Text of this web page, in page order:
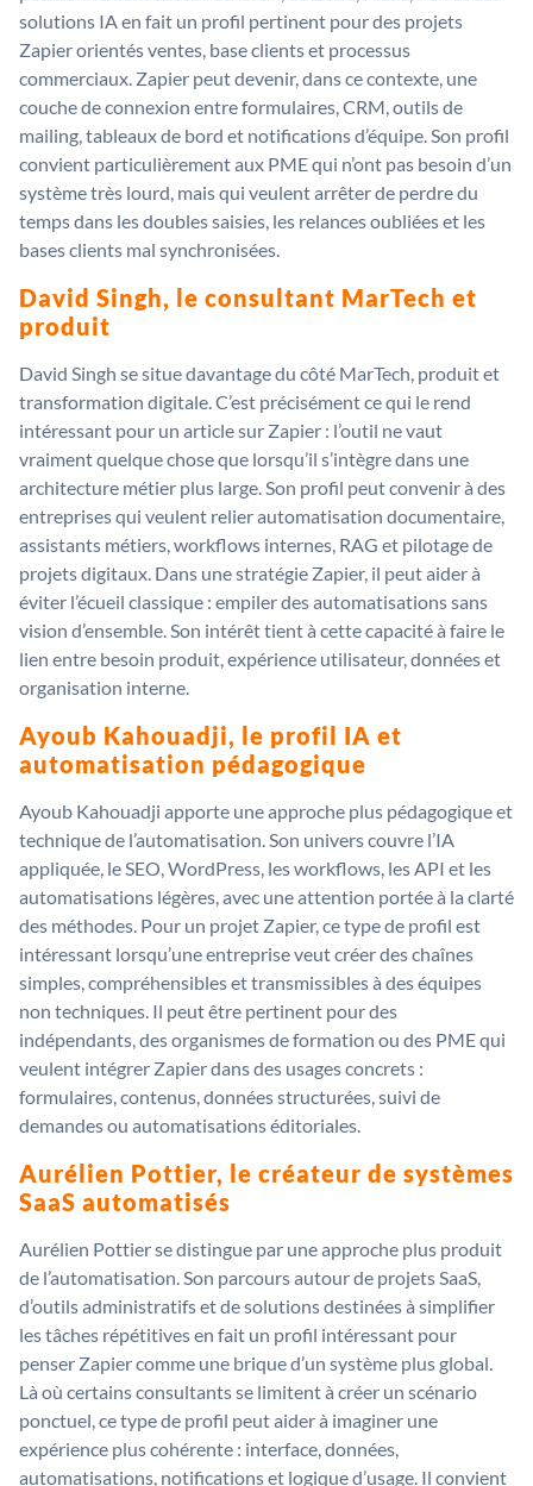
solutions IA en fait un profil pertinent pour des projets
Zapier orientés ventes, base clients et processus
commerciaux. Zapier peut devenir, dans ce contexte, une
couche de connexion entre formulaires, CRM, outils de
mailing, tableaux de bord et notifications d’équipe. Son profil
convient particulièrement aux PME qui n’ont pas besoin d’un
système très lourd, mais qui veulent arrêter de perdre du
temps dans les doubles saisies, les relances oubliées et les
bases clients mal synchronisées.
David Singh, le consultant MarTech et
produit
David Singh se situe davantage du côté MarTech, produit et
transformation digitale. C’est précisément ce qui le rend
intéressant pour un article sur Zapier : l’outil ne vaut
vraiment quelque chose que lorsqu’il s’intègre dans une
architecture métier plus large. Son profil peut convenir à des
entreprises qui veulent relier automatisation documentaire,
assistants métiers, workflows internes, RAG et pilotage de
projets digitaux. Dans une stratégie Zapier, il peut aider à
éviter l’écueil classique : empiler des automatisations sans
vision d’ensemble. Son intérêt tient à cette capacité à faire le
lien entre besoin produit, expérience utilisateur, données et
organisation interne.
Ayoub Kahouadji, le profil IA et
automatisation pédagogique
Ayoub Kahouadji apporte une approche plus pédagogique et
technique de l’automatisation. Son univers couvre l’IA
appliquée, le SEO, WordPress, les workflows, les API et les
automatisations légères, avec une attention portée à la clarté
des méthodes. Pour un projet Zapier, ce type de profil est
intéressant lorsqu’une entreprise veut créer des chaînes
simples, compréhensibles et transmissibles à des équipes
non techniques. Il peut être pertinent pour des
indépendants, des organismes de formation ou des PME qui
veulent intégrer Zapier dans des usages concrets :
formulaires, contenus, données structurées, suivi de
demandes ou automatisations éditoriales.
Aurélien Pottier, le créateur de systèmes
SaaS automatisés
Aurélien Pottier se distingue par une approche plus produit
de l’automatisation. Son parcours autour de projets SaaS,
d’outils administratifs et de solutions destinées à simplifier
les tâches répétitives en fait un profil intéressant pour
penser Zapier comme une brique d’un système plus global.
Là où certains consultants se limitent à créer un scénario
ponctuel, ce type de profil peut aider à imaginer une
expérience plus cohérente : interface, données,
automatisations, notifications et logique d’usage. Il convient